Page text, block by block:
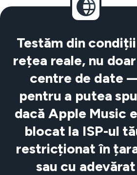
Testăm din
rețea reale, nu
centre de date
pentru a putea
dacă Apple Music
blocat la ISP-ul
restricționat în
sau cu adevărat